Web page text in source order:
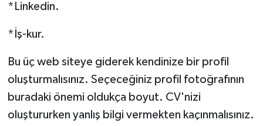
*Linkedin.
*İş-kur.
Bu üç web siteye giderek kendinize bir profil
oluşturmalısınız. Seçeceğiniz profil fotoğrafının
buradaki önemi oldukça boyut. CV'nizi
oluştururken yanlış bilgi vermekten kaçınmalısınız.